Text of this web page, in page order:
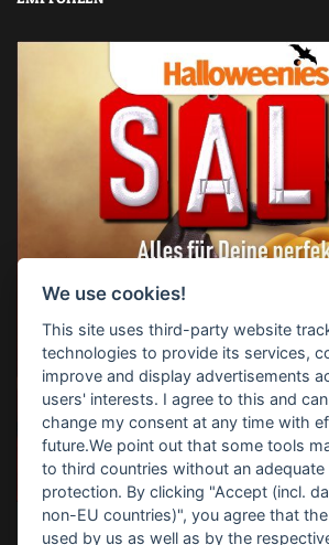
We use cookies!
This site uses third-party website
technologies to provide its services,
improve and display advertisements
users' interests. I agree to this and
change my consent at any time with
future.We point out that some tools
to third countries without an adequate
protection. By clicking "Accept (incl.
non-EU countries)", you agree that
used by us as well as by the